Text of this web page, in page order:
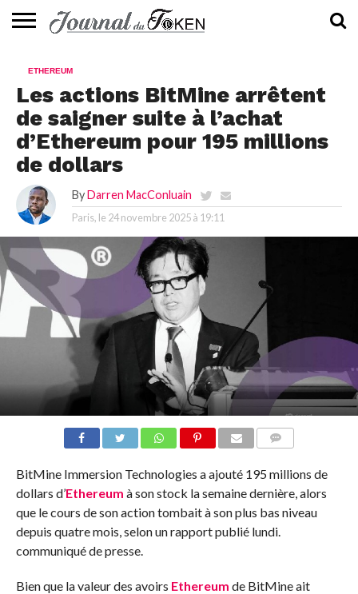
📰
EVALUATION
GUIDE
TENDANCES
À
CONTACTEZ-
ETHEREUM
Les actions BitMine arrêtent
de saigner suite à l’achat
d’Ethereum pour 195 millions
de dollars
By Darren MacConluain
Paris, le 24 novembre 2025 à 19:11
BitMine Immersion Technologies a ajouté 195 millions de
dollars d’Ethereum à son stock la semaine dernière, alors
que le cours de son action tombait à son plus bas niveau
depuis quatre mois, selon un rapport publié lundi.
communiqué de presse.
Bien que la valeur des avoirs Ethereum de BitMine ait